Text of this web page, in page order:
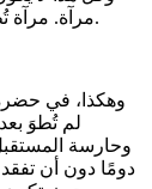
مرآة. مرآة تُظهر ما فينا، وتُعيده إلينا مضاعفًا، منمّطًا، محسوبًا.
وهكذا، في حضرة
لم تُطوَ
وحارسة
دومًا دون أن تفقد